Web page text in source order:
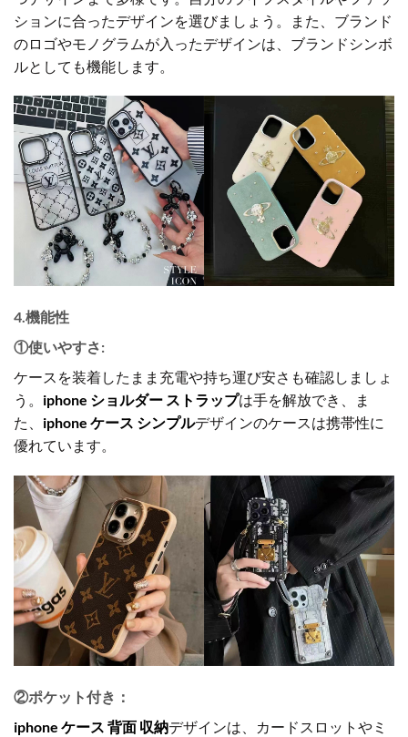
ションに合ったデザインを選びましょう。また、ブランド
のロゴやモノグラムが入ったデザインは、ブランドシンボ
ルとしても機能します。
4.機能性
①使いやすさ:
ケースを装着したまま充電や持ち運び安さも確認しましょ
う。 iphone ショルダー ストラップは手を解放でき、ま
た、 iphone ケース シンプルデザインのケースは携帯性に
優れています。
②ポケット付き：
iphone ケース 背面 収納デザインは、カードスロットやミ